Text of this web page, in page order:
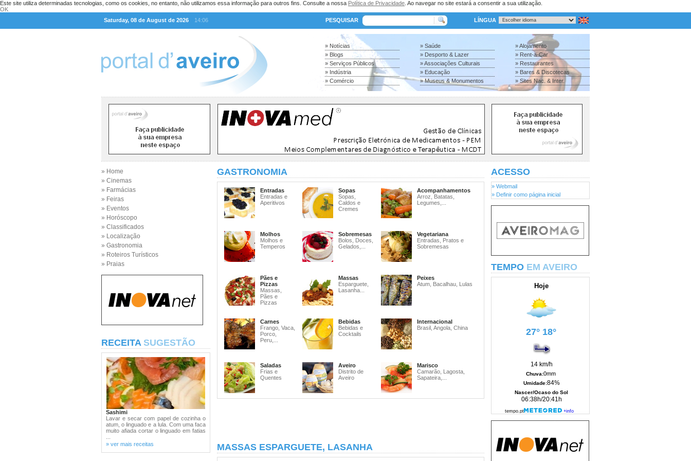
Este site utiliza determinadas tecnologias, como os cookies, no entanto, não utilizamos essa informação para outros fins. Consulte a nossa Política de Privacidade . Ao navegar no site estará a consentir a sua utilização.
OK
Saturday, 08 de August de 2026
14:06 PESQUISAR LÍNGUA
» Notícias
» Blogs
» Serviços Públicos
» Indústria
» Comércio
» Saúde
» Desporto & Lazer
» Associações Culturais
» Educação
» Museus & Monumentos
» Alojamento
» Rent-a-Car
» Restaurantes
» Bares & Discotecas
» Sites Nac. & Inter.
» Home
» Cinemas
» Farmácias
» Feiras
» Eventos
» Horóscopo
» Classificados
» Localização
» Gastronomia
» Roteiros Turísticos
» Praias
RECEITA SUGESTÃO
Sashimi
Lavar e secar com papel de cozinha o
atum, o linguado e a lula. Com uma faca
muito afiada cortar o linguado em fatias
» ver mais receitas
GASTRONOMIA
Entradas
Entradas e
Aperitivos
Sopas
Sopas,
Caldos e
Cremes
Acompanhamentos
Arroz, Batatas,
Legumes,...
Molhos
Molhos e
Temperos
Sobremesas
Bolos, Doces,
Gelados,...
Vegetariana
Entradas, Pratos e
Sobremesas
Pães e
Pizzas
Massas,
Pães e
Pizzas
Massas
Esparguete,
Lasanha...
Peixes
Atum, Bacalhau, Lulas
Carnes
Frango, Vaca,
Porco,
Peru,...
Bebidas
Bebidas e
Cocktails
Internacional
Brasil, Angola, China
Saladas
Frias e
Quentes
Aveiro
Distrito de
Aveiro
Marisco
Camarão, Lagosta,
Sapateira,...
MASSAS ESPARGUETE, LASANHA
ACESSO
» Webmail
» Definir como página inicial
TEMPO EM AVEIRO